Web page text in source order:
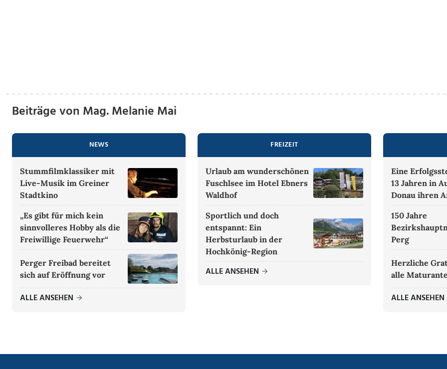
Beiträge von Mag. Melanie Mai
NEWS
Stummfilmklassiker mit
Live-Musik im Greiner
Stadtkino
„Es gibt für mich kein
sinnvolleres Hobby als die
Freiwillige Feuerwehr“
Perger Freibad bereitet
sich auf Eröffnung vor
ALLE ANSEHEN
FREIZEIT
Urlaub am wunderschönen
Fuschlsee im Hotel Ebners
Waldhof
Sportlich und doch
entspannt: Ein
Herbsturlaub in der
Hochkönig-Region
ALLE ANSEHEN
Eine
13 Jahren in
Donau ihren
150 Jahre
Perg
Herzliche
alle
ALLE ANSEHEN